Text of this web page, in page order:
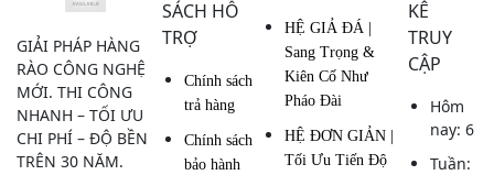
GIẢI PHÁP HÀNG
RÀO CÔNG NGHỆ
MỚI. THI CÔNG
NHANH – TỐI ƯU
CHI PHÍ – ĐỘ BỀN
TRÊN 30 NĂM.
SÁCH HỖ
TRỢ
Chính sách
trả hàng
Chính sách
bảo hành
HỆ GIẢ ĐÁ |
Sang Trọng &
Kiên Cố Như
Pháo Đài
HỆ ĐƠN GIẢN |
Tối Ưu Tiến Độ
KÊ
TRUY
CẬP
Hôm
nay: 6
Tuần: